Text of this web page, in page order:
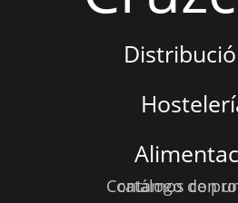
Contamos con un amplio